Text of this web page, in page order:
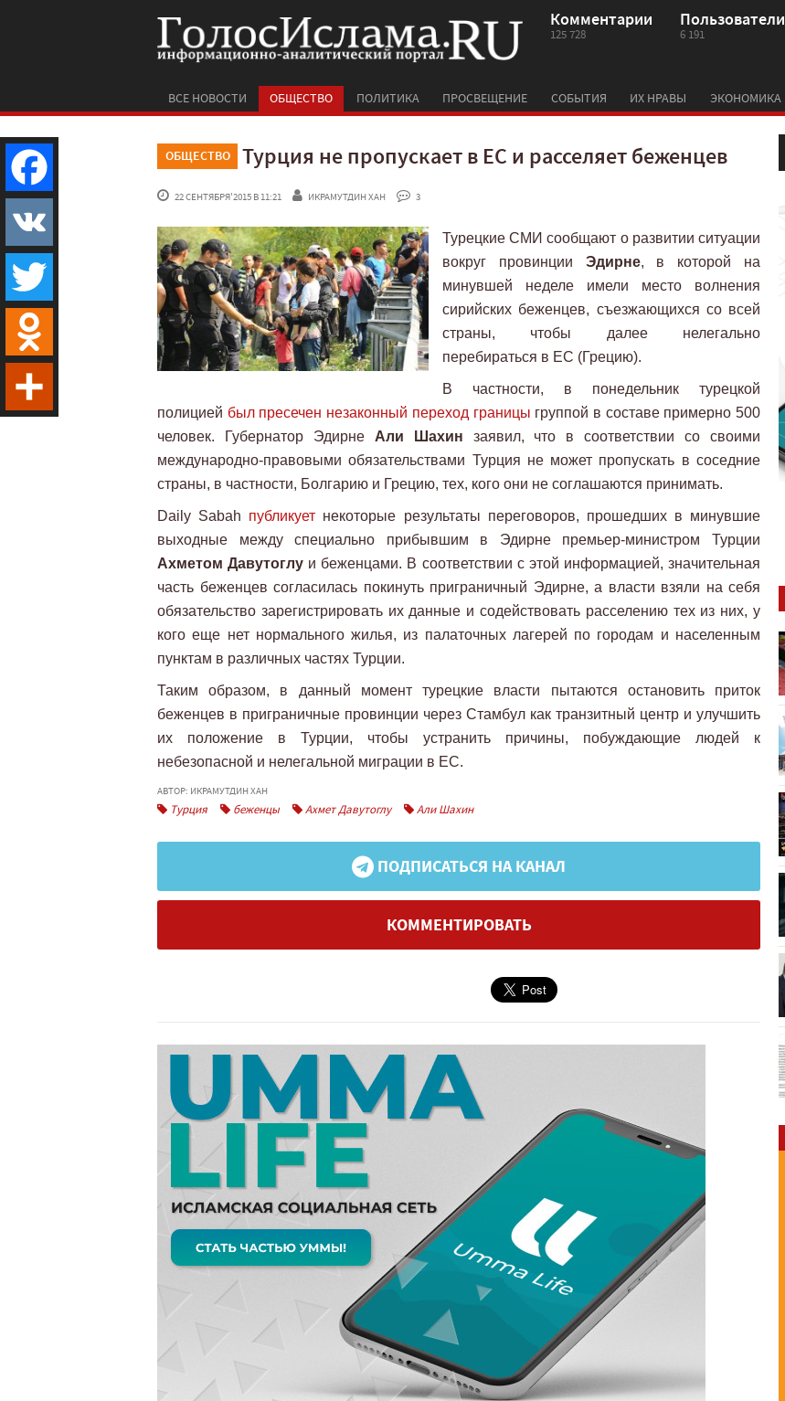
Комментарии
125 728
Пользователи
6 191
ВСЕ НОВОСТИ ОБЩЕСТВО ПОЛИТИКА ПРОСВЕЩЕНИЕ СОБЫТИЯ ИХ НРАВЫ ЭКОНОМИКА
ОБЩЕСТВО Турция не пропускает в ЕС и расселяет беженцев
22 СЕНТЯБРЯ'2015 В 11:21 ИКРАМУТДИН ХАН 3
Турецкие СМИ сообщают о развитии ситуации
вокруг провинции Эдирне, в которой на
минувшей неделе имели место волнения
сирийских беженцев, съезжающихся со всей
страны, чтобы далее нелегально
перебираться в ЕС (Грецию).
В частности, в понедельник турецкой
полицией был пресечен незаконный переход границы группой в составе примерно 500
человек. Губернатор Эдирне Али Шахин заявил, что в соответствии со своими
международно-правовыми обязательствами Турция не может пропускать в соседние
страны, в частности, Болгарию и Грецию, тех, кого они не соглашаются принимать.
Daily Sabah публикует некоторые результаты переговоров, прошедших в минувшие
выходные между специально прибывшим в Эдирне премьер-министром Турции
Ахметом Давутоглу и беженцами. В соответствии с этой информацией, значительная
часть беженцев согласилась покинуть приграничный Эдирне, а власти взяли на себя
обязательство зарегистрировать их данные и содействовать расселению тех из них, у
кого еще нет нормального жилья, из палаточных лагерей по городам и населенным
пунктам в различных частях Турции.
Таким образом, в данный момент турецкие власти пытаются остановить приток
беженцев в приграничные провинции через Стамбул как транзитный центр и улучшить
их положение в Турции, чтобы устранить причины, побуждающие людей к
небезопасной и нелегальной миграции в ЕС.
АВТОР: ИКРАМУТДИН ХАН
Турция беженцы Ахмет Давутоглу Али Шахин
ПОДПИСАТЬСЯ НА КАНАЛ
КОММЕНТИРОВАТЬ
Facebook
VK
Twitter
Odnoklassniki